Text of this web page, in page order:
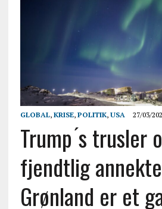
GLOBAL, KRISE, POLITIK, USA 27/03/
Trump ́s trusler
fjendtlig
Grønland er et